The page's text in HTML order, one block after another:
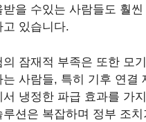
받을 수있는 사람들도 훨
고 있습니다.
의 잠재적 부족은 또한 모
는 사람들, 특히 기후 연결
서 냉정한 파급 효과를 가
루션은 복잡하며 정부 조